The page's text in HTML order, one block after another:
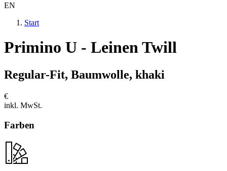
EN
Start
Primino U - Leinen Twill
Regular-Fit, Baumwolle, khaki
€
inkl. MwSt.
Farben